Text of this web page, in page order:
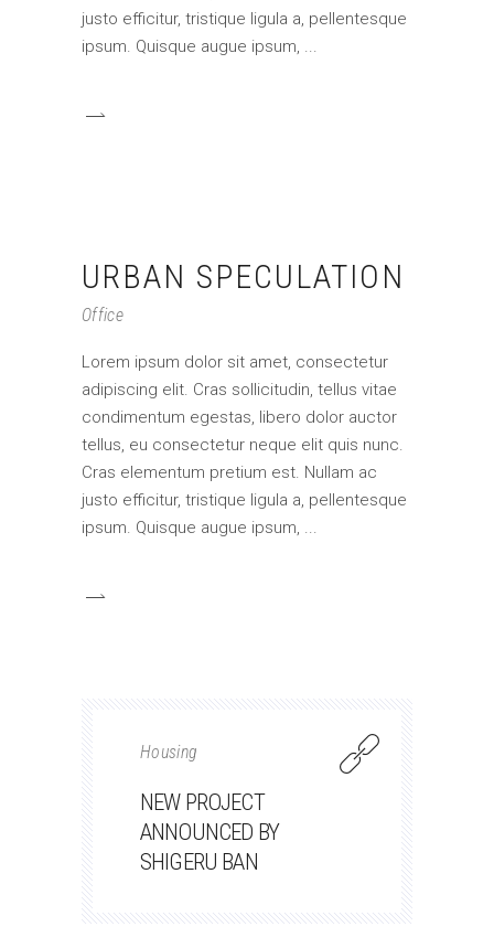
justo efficitur, tristique ligula a, pellentesque
ipsum. Quisque augue ipsum,
URBAN SPECULATION
Office
Lorem ipsum dolor sit amet, consectetur
adipiscing elit. Cras sollicitudin, tellus vitae
condimentum egestas, libero dolor auctor
tellus, eu consectetur neque elit quis nunc.
Cras elementum pretium est. Nullam ac
justo efficitur, tristique ligula a, pellentesque
ipsum. Quisque augue ipsum,
Housing
NEW PROJECT
ANNOUNCED BY
SHIGERU BAN